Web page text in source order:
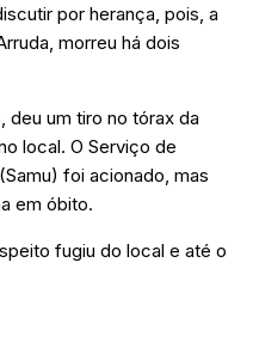
por herança, pois, a
morreu há dois
deu um tiro no tórax da
local. O Serviço de
foi acionado, mas
em óbito.
fugiu do local e até o